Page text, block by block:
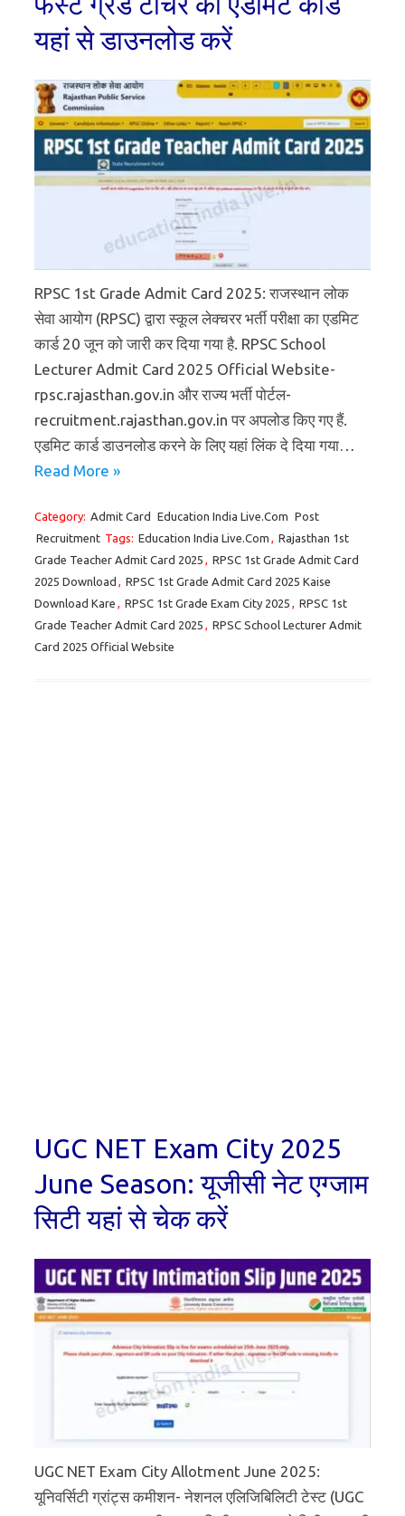
यहां से डाउनलोड करें
RPSC 1st Grade Admit Card 2025: राजस्थान लोक
सेवा आयोग (RPSC) द्वारा स्कूल लेक्चरर भर्ती परीक्षा का एडमिट
कार्ड 20 जून को जारी कर दिया गया है. RPSC School
Lecturer Admit Card 2025 Official Website-
rpsc.rajasthan.gov.in और राज्य भर्ती पोर्टल-
recruitment.rajasthan.gov.in पर अपलोड किए गए हैं.
एडमिट कार्ड डाउनलोड करने के लिए यहां लिंक दे दिया गया…
Read More »
Category: Admit Card Education India Live.Com Post
Recruitment Tags: Education India Live.Com , Rajasthan 1st
Grade Teacher Admit Card 2025 , RPSC 1st Grade Admit Card
2025 Download , RPSC 1st Grade Admit Card 2025 Kaise
Download Kare , RPSC 1st Grade Exam City 2025 , RPSC 1st
Grade Teacher Admit Card 2025 , RPSC School Lecturer Admit
Card 2025 Official Website
UGC NET Exam City 2025
June Season: यूजीसी नेट एग्जाम
सिटी यहां से चेक करें
UGC NET Exam City Allotment June 2025:
यूनिवर्सिटी ग्रांट्स कमीशन- नेशनल एलिजिबिलिटी टेस्ट (UGC